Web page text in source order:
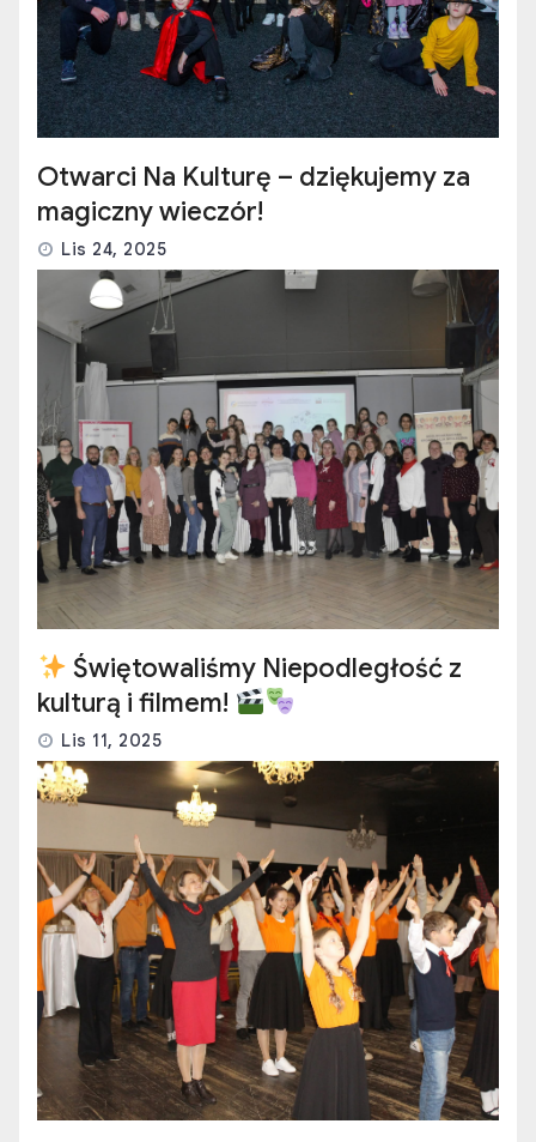
Otwarci Na Kulturę – dziękujemy za
magiczny wieczór!
Lis 24, 2025
Świętowaliśmy Niepodległość z
kulturą i filmem!
Lis 11, 2025